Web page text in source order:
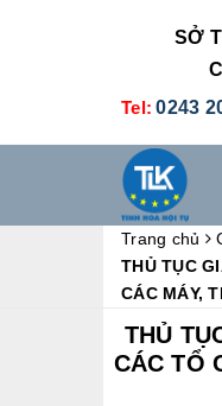
SỞ
Tel: 0243
Trang chủ
THỦ TỤC
CÁC MÁY,
THỦ
CÁC TỔ